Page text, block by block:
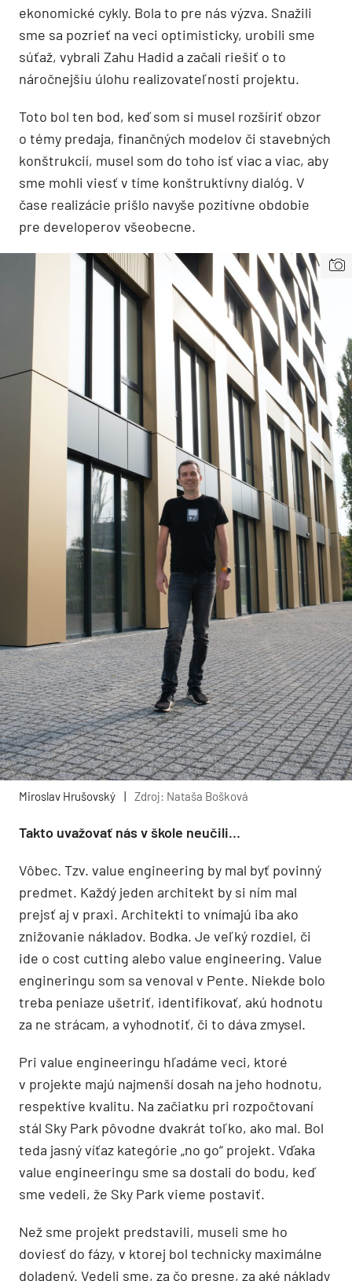
ekonomické cykly. Bola to pre nás výzva. Snažili
sme sa pozrieť na veci optimisticky, urobili sme
súťaž, vybrali Zahu Hadid a začali riešiť o to
náročnejšiu úlohu realizovateľnosti projektu.
Toto bol ten bod, keď som si musel rozšíriť obzor
o témy predaja, finančných modelov či stavebných
konštrukcií, musel som do toho ísť viac a viac, aby
sme mohli viesť v tíme konštruktívny dialóg. V
čase realizácie prišlo navyše pozitívne obdobie
pre developerov všeobecne.
Miroslav Hrušovský | Zdroj: Nataša Bošková
Takto uvažovať nás v škole neučili…
Vôbec. Tzv. value engineering by mal byť povinný
predmet. Každý jeden architekt by si ním mal
prejsť aj v praxi. Architekti to vnímajú iba ako
znižovanie nákladov. Bodka. Je veľký rozdiel, či
ide o cost cutting alebo value engineering. Value
engineringu som sa venoval v Pente. Niekde bolo
treba peniaze ušetriť, identifikovať, akú hodnotu
za ne strácam, a vyhodnotiť, či to dáva zmysel.
Pri value engineeringu hľadáme veci, ktoré
v projekte majú najmenší dosah na jeho hodnotu,
respektíve kvalitu. Na začiatku pri rozpočtovaní
stál Sky Park pôvodne dvakrát toľko, ako mal. Bol
teda jasný víťaz kategórie „no go“ projekt. Vďaka
value engineeringu sme sa dostali do bodu, keď
sme vedeli, že Sky Park vieme postaviť.
Než sme projekt predstavili, museli sme ho
doviesť do fázy, v ktorej bol technicky maximálne
doladený. Vedeli sme, za čo presne, za aké náklady